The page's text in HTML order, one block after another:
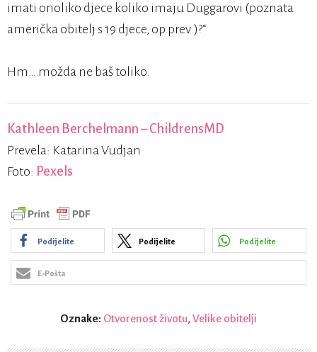
imati onoliko djece koliko imaju Duggarovi (poznata
američka obitelj s 19 djece, op.prev.)?“
Hm… možda ne baš toliko.
Kathleen Berchelmann – ChildrensMD
Prevela: Katarina Vudjan
Foto: Pexels
Podijelite Podijelite Podijelite
E-Pošta
Oznake: Otvorenost životu, Velike obitelji